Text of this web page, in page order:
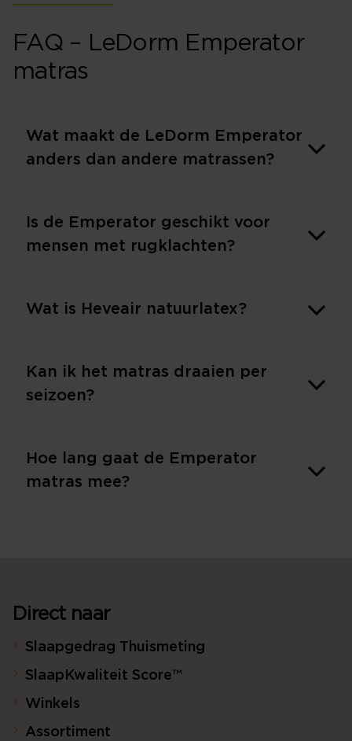
FAQ – LeDorm Emperator
matras
Wat maakt de LeDorm Emperator
anders dan andere matrassen?
Is de Emperator geschikt voor
mensen met rugklachten?
Wat is Heveair natuurlatex?
Kan ik het matras draaien per
seizoen?
Hoe lang gaat de Emperator
matras mee?
Direct naar
Slaapgedrag Thuismeting
SlaapKwaliteit Score™
Winkels
Assortiment